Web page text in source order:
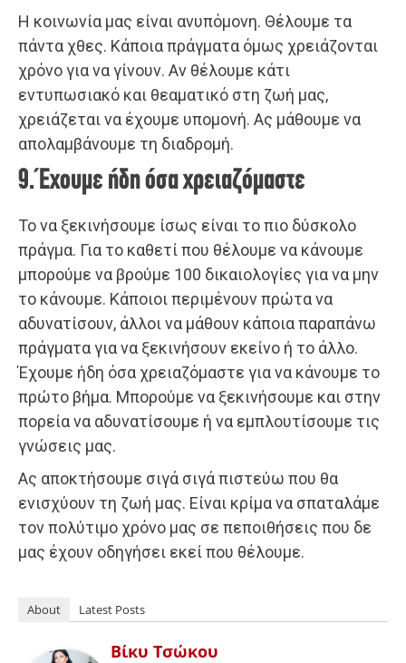
Η κοινωνία μας είναι ανυπόμονη. Θέλουμε τα
πάντα χθες. Κάποια πράγματα όμως χρειάζονται
χρόνο για να γίνουν. Αν θέλουμε κάτι
εντυπωσιακό και θεαματικό στη ζωή μας,
χρειάζεται να έχουμε υπομονή. Ας μάθουμε να
απολαμβάνουμε τη διαδρομή.
9. Έχουμε ήδη όσα χρειαζόμαστε
Το να ξεκινήσουμε ίσως είναι το πιο δύσκολο
πράγμα. Για το καθετί που θέλουμε να κάνουμε
μπορούμε να βρούμε 100 δικαιολογίες για να μην
το κάνουμε. Κάποιοι περιμένουν πρώτα να
αδυνατίσουν, άλλοι να μάθουν κάποια παραπάνω
πράγματα για να ξεκινήσουν εκείνο ή το άλλο.
Έχουμε ήδη όσα χρειαζόμαστε για να κάνουμε το
πρώτο βήμα. Μπορούμε να ξεκινήσουμε και στην
πορεία να αδυνατίσουμε ή να εμπλουτίσουμε τις
γνώσεις μας.
Ας αποκτήσουμε σιγά σιγά πιστεύω που θα
ενισχύουν τη ζωή μας. Είναι κρίμα να σπαταλάμε
τον πολύτιμο χρόνο μας σε πεποιθήσεις που δε
μας έχουν οδηγήσει εκεί που θέλουμε.
About Latest Posts
Βίκυ Τσώκου